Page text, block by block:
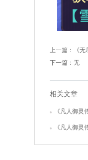
上一篇：
《
下一篇：无
相关文章
《凡人御
《凡人御